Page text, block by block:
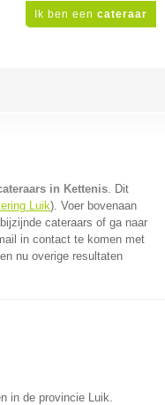
Ik ben een cateraar
in Kettenis. Dit
Luik). Voer bovenaan
cateraars of ga naar
in contact te komen met
nu overige resultaten
in de provincie Luik.